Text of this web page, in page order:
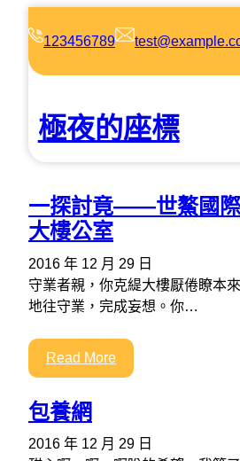
123456789
極夜的座標
一探討竟——世鰲國
大樓公室
2016 年 12 月 29 日
守業者親，你克緹大樓厭倦瞭本
地往守業，完成妄想。你…
Read More
包養網
2016 年 12 月 29 日